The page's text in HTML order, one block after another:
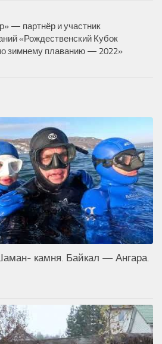
— партнёр и участник
«Рождественский Кубок
зимнему плаванию — 2022»
камня. Байкал — Ангара.